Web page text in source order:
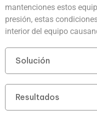
mantenciones estos
presión, estas
interior del equipo
Solución
Resultados